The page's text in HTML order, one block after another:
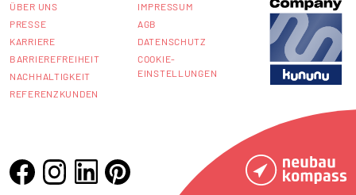
ÜBER UNS
PRESSE
KARRIERE
BARRIEREFREIHEIT
NACHHALTIGKEIT
REFERENZKUNDEN
IMPRESSUM
AGB
DATENSCHUTZ
COOKIE-
EINSTELLUNGEN